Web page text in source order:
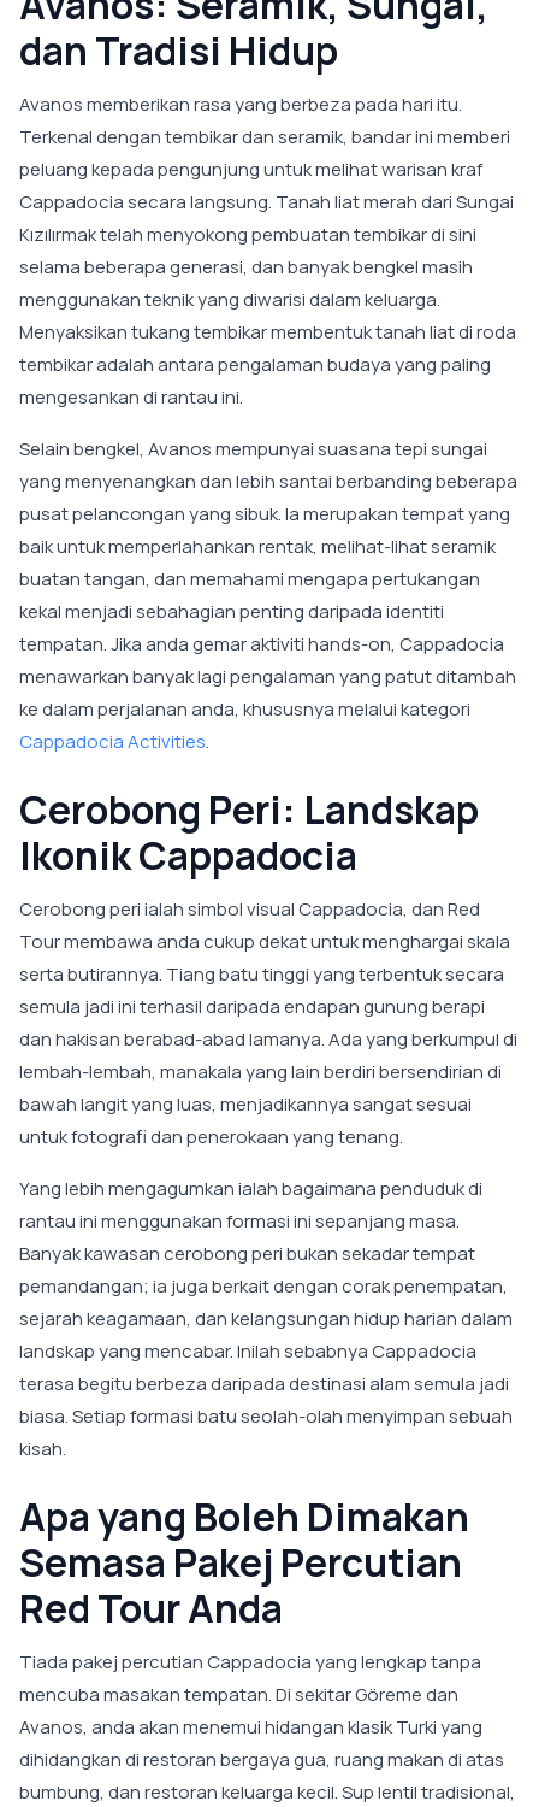
dan Tradisi Hidup
Avanos memberikan rasa yang berbeza pada hari itu.
Terkenal dengan tembikar dan seramik, bandar ini memberi
peluang kepada pengunjung untuk melihat warisan kraf
Cappadocia secara langsung. Tanah liat merah dari Sungai
Kızılırmak telah menyokong pembuatan tembikar di sini
selama beberapa generasi, dan banyak bengkel masih
menggunakan teknik yang diwarisi dalam keluarga.
Menyaksikan tukang tembikar membentuk tanah liat di roda
tembikar adalah antara pengalaman budaya yang paling
mengesankan di rantau ini.
Selain bengkel, Avanos mempunyai suasana tepi sungai
yang menyenangkan dan lebih santai berbanding beberapa
pusat pelancongan yang sibuk. Ia merupakan tempat yang
baik untuk memperlahankan rentak, melihat-lihat seramik
buatan tangan, dan memahami mengapa pertukangan
kekal menjadi sebahagian penting daripada identiti
tempatan. Jika anda gemar aktiviti hands-on, Cappadocia
menawarkan banyak lagi pengalaman yang patut ditambah
ke dalam perjalanan anda, khususnya melalui kategori
Cappadocia Activities.
Cerobong Peri: Landskap
Ikonik Cappadocia
Cerobong peri ialah simbol visual Cappadocia, dan Red
Tour membawa anda cukup dekat untuk menghargai skala
serta butirannya. Tiang batu tinggi yang terbentuk secara
semula jadi ini terhasil daripada endapan gunung berapi
dan hakisan berabad-abad lamanya. Ada yang berkumpul di
lembah-lembah, manakala yang lain berdiri bersendirian di
bawah langit yang luas, menjadikannya sangat sesuai
untuk fotografi dan penerokaan yang tenang.
Yang lebih mengagumkan ialah bagaimana penduduk di
rantau ini menggunakan formasi ini sepanjang masa.
Banyak kawasan cerobong peri bukan sekadar tempat
pemandangan; ia juga berkait dengan corak penempatan,
sejarah keagamaan, dan kelangsungan hidup harian dalam
landskap yang mencabar. Inilah sebabnya Cappadocia
terasa begitu berbeza daripada destinasi alam semula jadi
biasa. Setiap formasi batu seolah-olah menyimpan sebuah
kisah.
Apa yang Boleh Dimakan
Semasa Pakej Percutian
Red Tour Anda
Tiada pakej percutian Cappadocia yang lengkap tanpa
mencuba masakan tempatan. Di sekitar Göreme dan
Avanos, anda akan menemui hidangan klasik Turki yang
dihidangkan di restoran bergaya gua, ruang makan di atas
bumbung, dan restoran keluarga kecil. Sup lentil tradisional,